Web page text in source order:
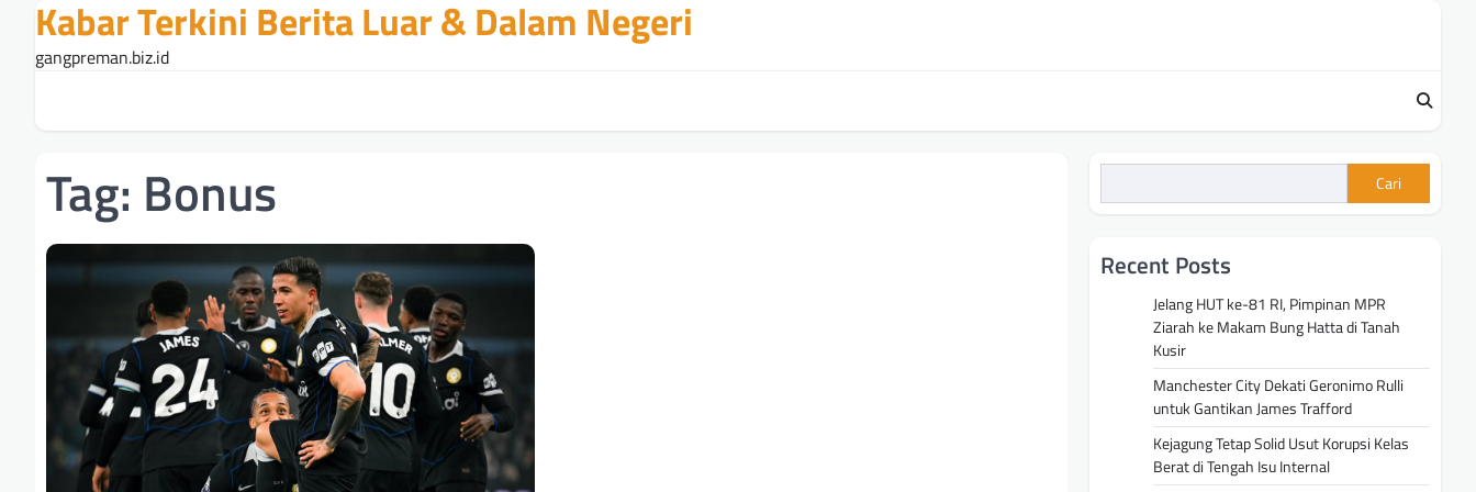
content
Kabar Terkini Berita Luar & Dalam Negeri
gangpreman.biz.id
Tag: Bonus Cari
Recent Posts
Jelang HUT ke-81 RI, Pimpinan MPR
Ziarah ke Makam Bung Hatta di Tanah
Kusir
Manchester City Dekati Geronimo Rulli
untuk Gantikan James Trafford
Kejagung Tetap Solid Usut Korupsi Kelas
Berat di Tengah Isu Internal